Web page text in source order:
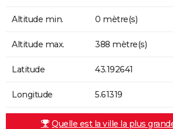
Altitude min. 0 mètre(s)
Altitude max. 388 mètre(s)
Latitude 43.192641
Longitude 5.61319
Quelle est la ville la plus